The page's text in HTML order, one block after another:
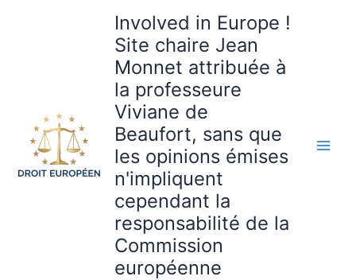
Involved in Europe !
Site chaire Jean
Monnet attribuée à
la professeure
Viviane de
Beaufort, sans que
les opinions émises
n'impliquent
cependant la
responsabilité de la
Commission
européenne